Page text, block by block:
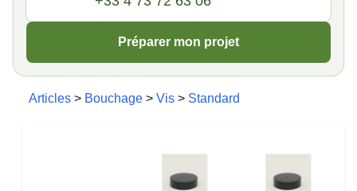
Préparer mon projet
Articles > Bouchage > Vis > Standard